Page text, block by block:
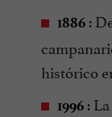
1886 :
histórico
1996 :